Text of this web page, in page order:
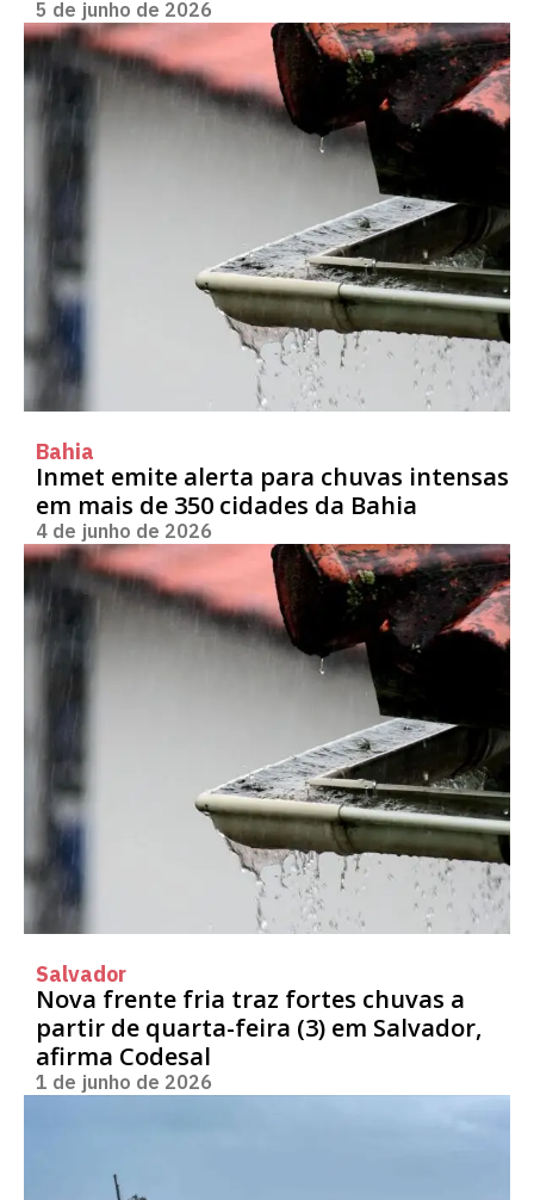
5 de junho de 2026
Bahia
Inmet emite alerta para chuvas intensas
em mais de 350 cidades da Bahia
4 de junho de 2026
Salvador
Nova frente fria traz fortes chuvas a
partir de quarta-feira (3) em Salvador,
afirma Codesal
1 de junho de 2026